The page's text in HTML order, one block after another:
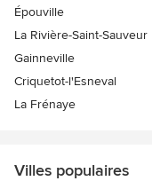
Épouville
La Rivière-Saint-Sauveur
Gainneville
Criquetot-l'Esneval
La Frénaye
Villes populaires